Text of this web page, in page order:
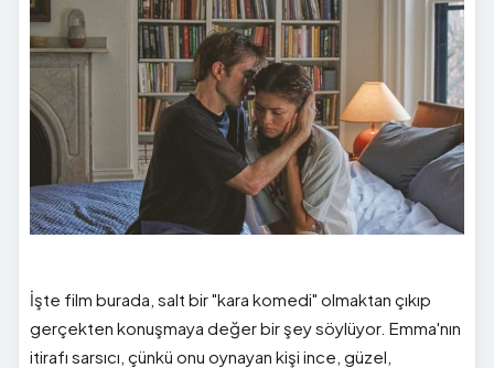
İşte film burada, salt bir "kara komedi" olmaktan çıkıp
gerçekten konuşmaya değer bir şey söylüyor. Emma'nın
itirafı sarsıcı, çünkü onu oynayan kişi ince, güzel,